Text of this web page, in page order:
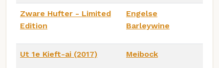
Zware Hufter - Limited
Edition
Engelse
Barleywine
Ut 1e Kieft-ai (2017) Meibock